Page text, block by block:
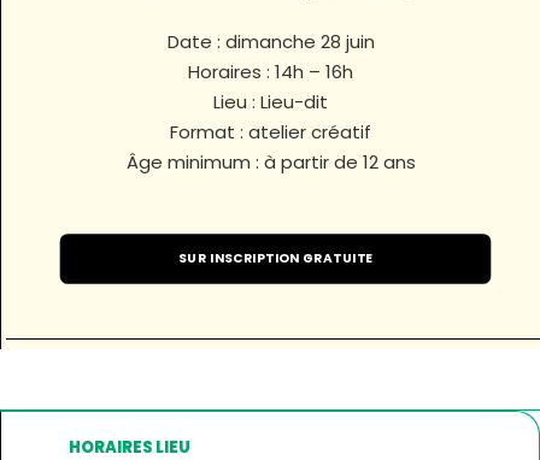
Date : dimanche 28 juin
Horaires : 14h – 16h
Lieu : Lieu-dit
Format : atelier créatif
Âge minimum : à partir de 12 ans
SUR INSCRIPTION GRATUITE
HORAIRES LIEU